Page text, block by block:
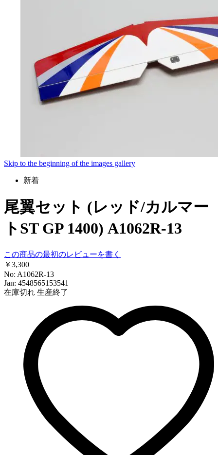
Skip to the beginning of the images gallery
新着
尾翼セット (レッド/カルマー
トST GP 1400) A1062R-13
この商品の最初のレビューを書く
￥3,300
No: A1062R-13
Jan: 4548565153541
在庫切れ 生産終了